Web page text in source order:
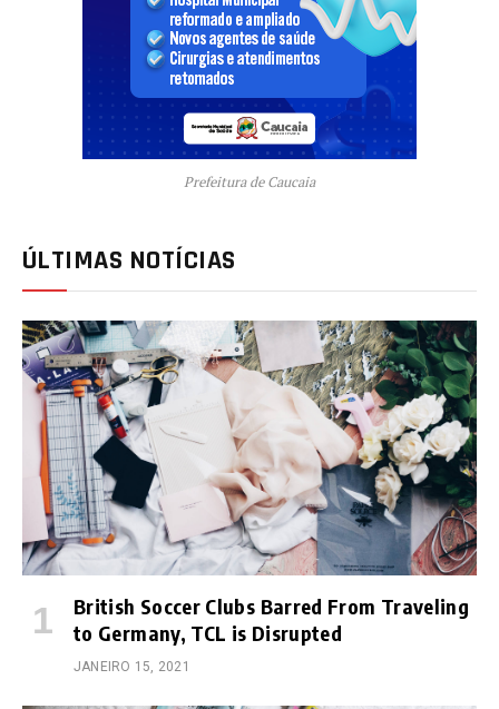
Prefeitura de Caucaia
ÚLTIMAS NOTÍCIAS
British Soccer Clubs Barred From Traveling
to Germany, TCL is Disrupted
JANEIRO 15, 2021